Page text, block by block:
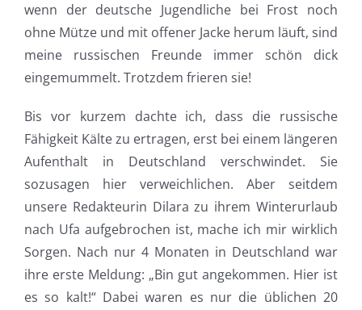
wenn der deutsche Jugendliche bei Frost noch
ohne Mütze und mit offener Jacke herum läuft, sind
meine russischen Freunde immer schön dick
eingemummelt. Trotzdem frieren sie!
Bis vor kurzem dachte ich, dass die russische
Fähigkeit Kälte zu ertragen, erst bei einem längeren
Aufenthalt in Deutschland verschwindet. Sie
sozusagen hier verweichlichen. Aber seitdem
unsere Redakteurin Dilara zu ihrem Winterurlaub
nach Ufa aufgebrochen ist, mache ich mir wirklich
Sorgen. Nach nur 4 Monaten in Deutschland war
ihre erste Meldung: „Bin gut angekommen. Hier ist
es so kalt!“ Dabei waren es nur die üblichen 20